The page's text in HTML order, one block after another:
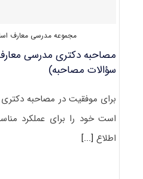
مجموعه مدرسی معارف
مصاحبه دکتری مدرسی
سؤالات مصاحبه)
برای موفقیت در مصاحبه
است خود را برای عملکرد
اطلاع[...]